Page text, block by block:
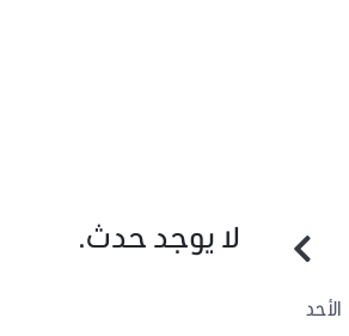
الأحد
لا يوجد حدث.